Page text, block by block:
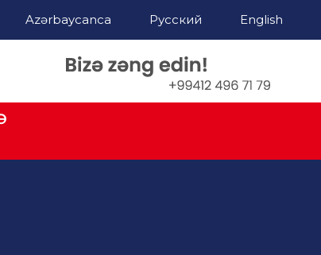
Azərbaycanca Русский English